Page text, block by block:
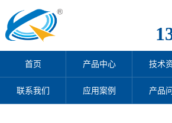
首页 产品中心 技术
联系我们 应用案例 产品